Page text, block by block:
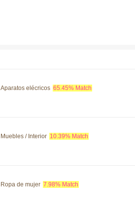
Aparatos elécricos 65.45% Match
Muebles / Interior 10.39% Match
Ropa de mujer 7.98% Match